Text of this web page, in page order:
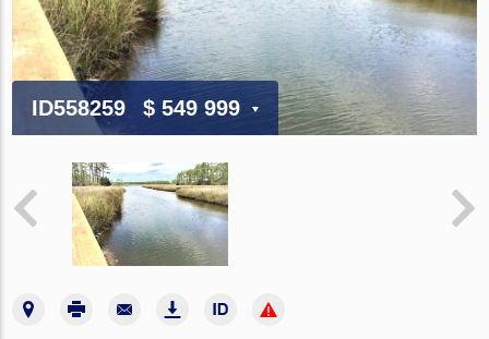
ID558259 $ 549 999